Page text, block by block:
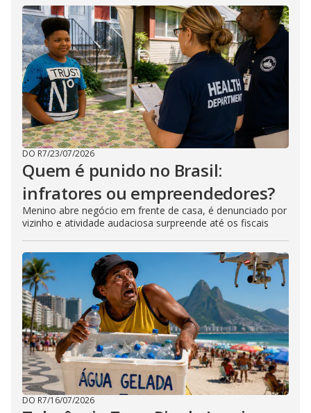
DO R7/23/07/2026
Quem é punido no Brasil:
infratores ou empreendedores?
Menino abre negócio em frente de casa, é denunciado por
vizinho e atividade audaciosa surpreende até os fiscais
DO R7/16/07/2026